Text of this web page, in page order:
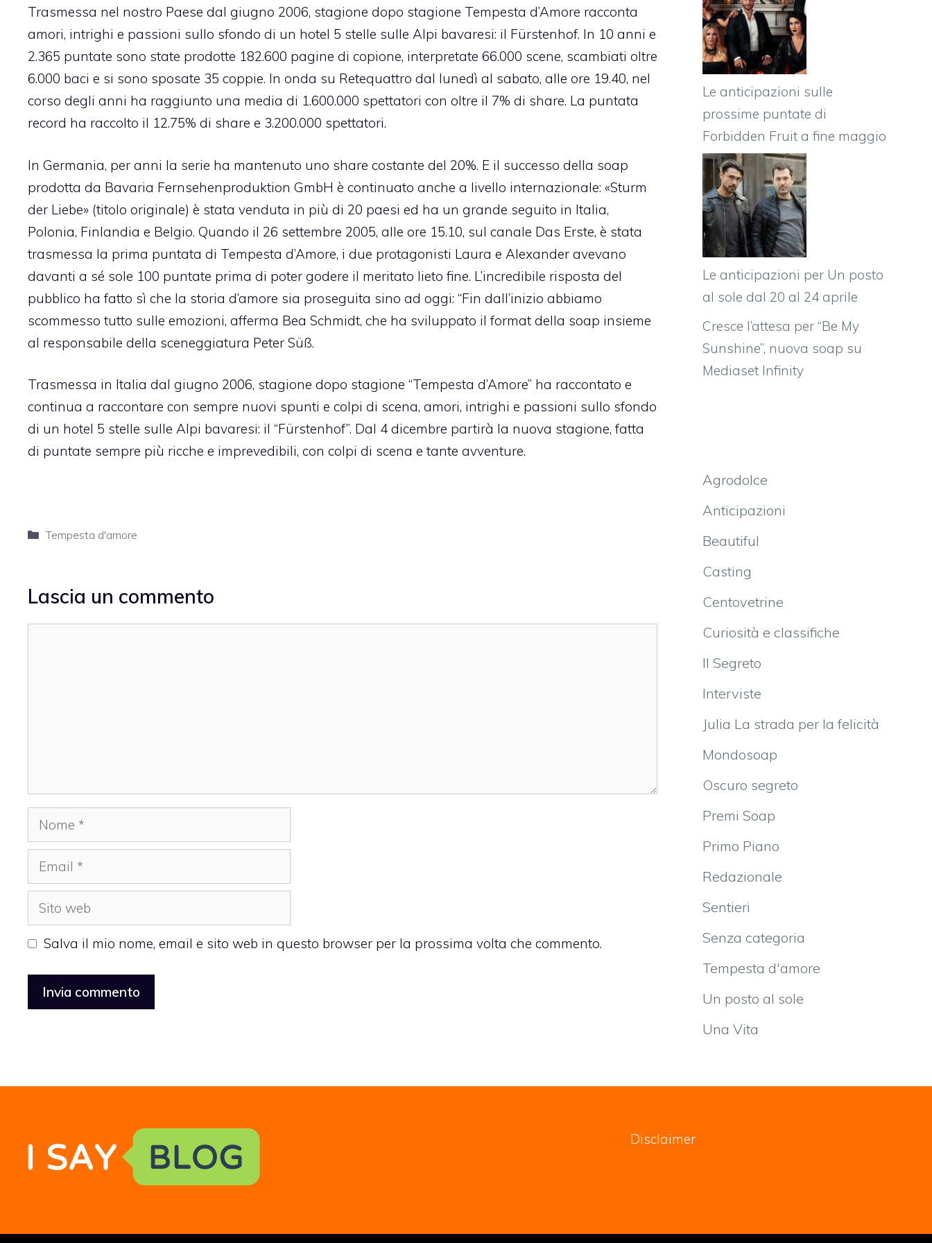
Trasmessa nel nostro Paese dal giugno 2006, stagione dopo stagione Tempesta d’Amore racconta
amori, intrighi e passioni sullo sfondo di un hotel 5 stelle sulle Alpi bavaresi: il Fürstenhof. In 10 anni e
2.365 puntate sono state prodotte 182.600 pagine di copione, interpretate 66.000 scene, scambiati oltre
6.000 baci e si sono sposate 35 coppie. In onda su Retequattro dal lunedì al sabato, alle ore 19.40, nel
corso degli anni ha raggiunto una media di 1.600.000 spettatori con oltre il 7% di share. La puntata
record ha raccolto il 12.75% di share e 3.200.000 spettatori.
In Germania, per anni la serie ha mantenuto uno share costante del 20%. E il successo della soap
prodotta da Bavaria Fernsehenproduktion GmbH è continuato anche a livello internazionale: «Sturm
der Liebe» (titolo originale) è stata venduta in più di 20 paesi ed ha un grande seguito in Italia,
Polonia, Finlandia e Belgio. Quando il 26 settembre 2005, alle ore 15.10, sul canale Das Erste, è stata
trasmessa la prima puntata di Tempesta d’Amore, i due protagonisti Laura e Alexander avevano
davanti a sé sole 100 puntate prima di poter godere il meritato lieto fine. L’incredibile risposta del
pubblico ha fatto sì che la storia d’amore sia proseguita sino ad oggi: “Fin dall’inizio abbiamo
scommesso tutto sulle emozioni, afferma Bea Schmidt, che ha sviluppato il format della soap insieme
al responsabile della sceneggiatura Peter Süß.
Trasmessa in Italia dal giugno 2006, stagione dopo stagione “Tempesta d’Amore” ha raccontato e
continua a raccontare con sempre nuovi spunti e colpi di scena, amori, intrighi e passioni sullo sfondo
di un hotel 5 stelle sulle Alpi bavaresi: il “Fürstenhof”. Dal 4 dicembre partirà la nuova stagione, fatta
di puntate sempre più ricche e imprevedibili, con colpi di scena e tante avventure.
Categorie
Tempesta d'amore
Lascia un commento
Nome
Email
Sito
web
Salva il mio nome, email e sito web in questo browser per la prossima volta che commento.
Le anticipazioni sulle
prossime puntate di
Forbidden Fruit a fine maggio
Le anticipazioni per Un posto
al sole dal 20 al 24 aprile
Cresce l’attesa per “Be My
Sunshine”, nuova soap su
Mediaset Infinity
Agrodolce
Anticipazioni
Beautiful
Casting
Centovetrine
Curiosità e classifiche
Il Segreto
Interviste
Julia La strada per la felicità
Mondosoap
Oscuro segreto
Premi Soap
Primo Piano
Redazionale
Sentieri
Senza categoria
Tempesta d'amore
Un posto al sole
Una Vita
Disclaimer